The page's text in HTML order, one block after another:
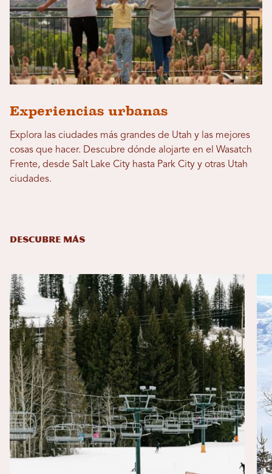
Experiencias urbanas
Explora las ciudades más grandes de Utah y las mejores
cosas que hacer. Descubre dónde alojarte en el Wasatch
Frente, desde Salt Lake City hasta Park City y otras Utah
ciudades.
DESCUBRE MÁS